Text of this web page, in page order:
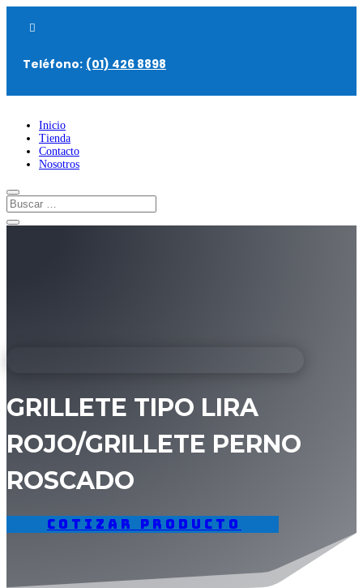

Teléfono: (01) 426 8898
Inicio
Tienda
Contacto
Nosotros
GRILLETE TIPO LIRA
ROJO/GRILLETE PERNO
ROSCADO
Cotizar producto